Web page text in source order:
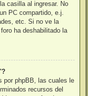
casilla al ingresar. No
PC compartido, e.j.
etc. Si no ve la
ha deshabilitado la
por phpBB, las cuales le
recursos del